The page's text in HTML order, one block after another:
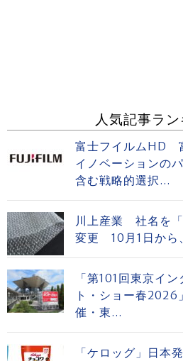
人気記事ラ
富士フイルムHD
イノベーションの
含む戦略的選択...
川上産業 社名を
変更 10月1日から
「第101回東京イ
ト・ショー春
催・東...
「ケロッグ」日